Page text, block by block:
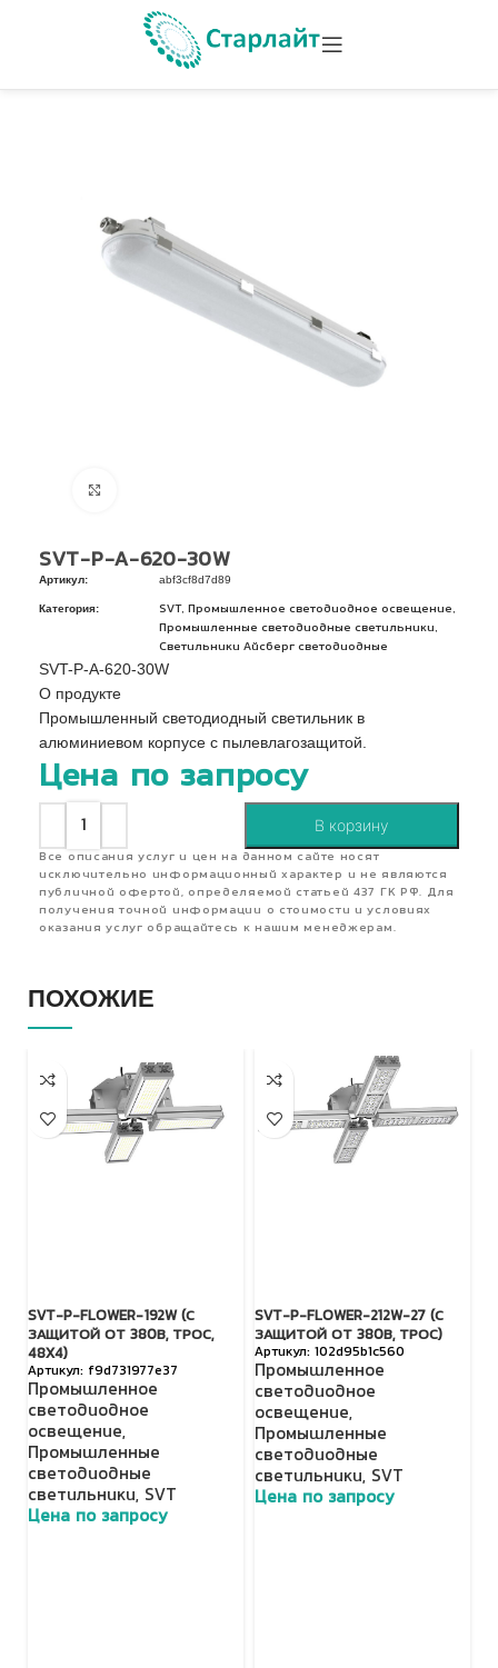
SVT-P-A-620-30W
Артикул: abf3cf8d7d89
Категория: SVT, Промышленное светодиодное освещение
Промышленные светодиодные светильники
Светильники Айсберг светодиодные
SVT-P-A-620-30W
О продукте
Промышленный светодиодный светильник в
алюминиевом корпусе с пылевлагозащитой.
Цена по запросу
В корзину
Все описания услуг и цен на данном сайте носят
исключительно информационный характер и не являются
публичной офертой, определяемой статьей 437 ГК РФ. Для
получения точной информации о стоимости и условиях
оказания услуг обращайтесь к нашим менеджерам.
ПОХОЖИЕ
SVT-P-FLOWER-192W (С
ЗАЩИТОЙ ОТ 380В, ТРОС,
48X4)
f9d731977e37
Промышленное
светодиодное
освещение,
Промышленные
светодиодные
светильники, SVT
Цена по запросу
SVT-P-FLOWER-212W-27 (С
ЗАЩИТОЙ ОТ 380В, ТРОС)
102d95b1c560
Промышленное
светодиодное
освещение,
Промышленные
светодиодные
светильники, SVT
Цена по запросу